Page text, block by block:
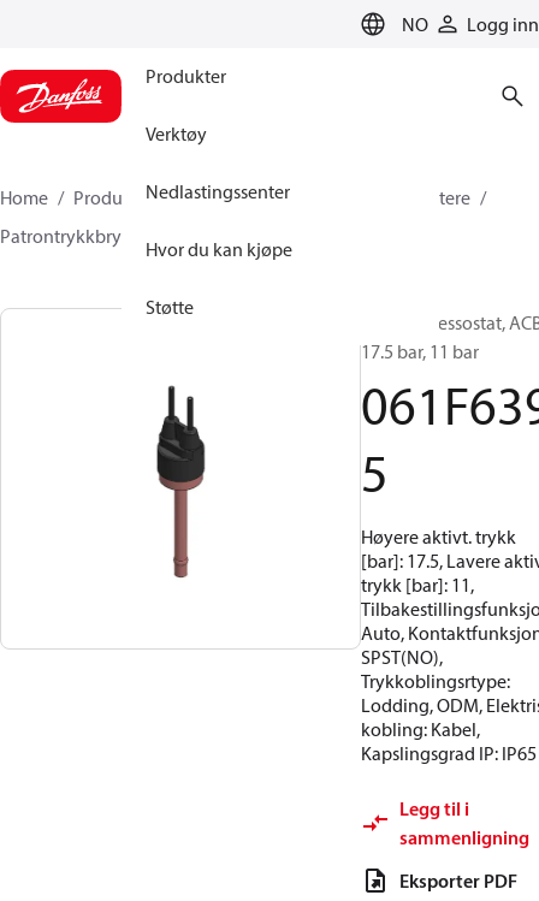
NO Logg inn
Produkter
Verktøy
Nedlastingssenter
Hvor du kan kjøpe
Støtte
Home Produkter Klimaløsninger for kjøling
Brytere
Patrontrykkbrytere
Kassett pressostat,
17.5 bar, 11 bar
5
Høyere aktivt. trykk
[bar]: 17.5, Lavere
trykk [bar]: 11,
Auto,
SPST(NO),
Trykkoblingsrtype:
Lodding, ODM,
kobling: Kabel,
Kapslingsgrad IP: IP65
Legg til i
sammenligning
Eksporter PDF